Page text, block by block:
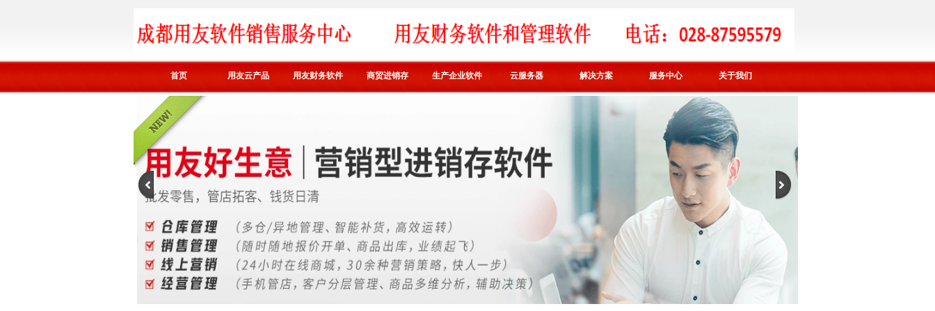
首页 用友云产品 用友财务软件 商贸进销存 生产企业软件 云服务器 解决方案 服务中心 关于我们